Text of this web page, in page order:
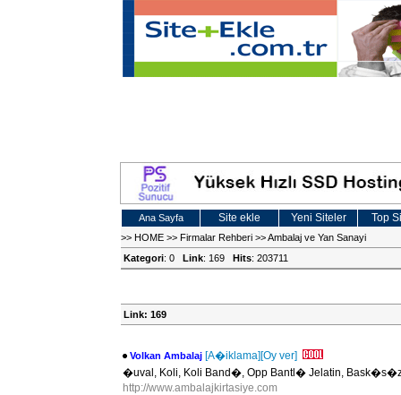
Ana Sayfa Site ekle Yeni Siteler Top
>> HOME >> Firmalar Rehberi >>Ambalaj ve Yan Sanayi
Kategori: 0 Link: 169 Hits: 203711
Link: 169
Volkan Ambalaj [A�iklama][Oy ver]
�uval, Koli, Koli Band�, Opp Bantl� Jelatin,
http://www.ambalajkirtasiye.com